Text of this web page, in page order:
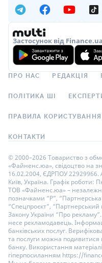
Застосунок від Finance.ua
ПРО НАС РЕДАКЦІЯ
ПОЛІТИКА ШІ
ПРАВИЛА КОРИСТУВАННЯ
КОНТАКТИ
© 2000–2026 Товариство з
«Файненс.юа», свідоцтво на
16.02.2004, ЄДРПОУ 22929966.
Київ, Україна. Графік роботи:
ТОВ «Файненс.юа» –
позначками “Р”,
“Спецпроєкт”, “Партнерський
Закону України “Про
несе рекламодавець.
банківських послуг.
та послуги можна подивитися
банку. Використання
гіперпосиланням https://